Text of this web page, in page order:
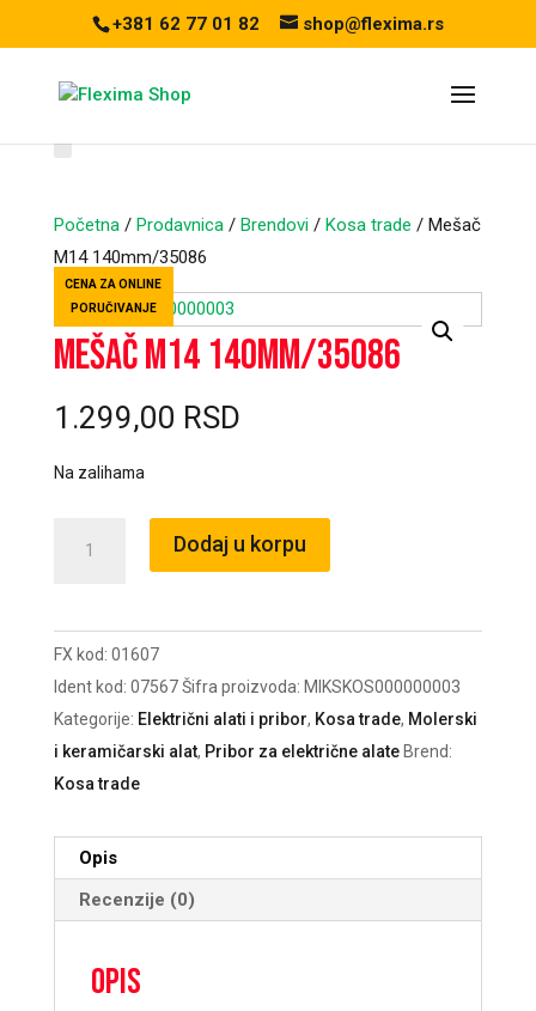
+381 62 77 01 82 shop@flexima.rs
Početna/ Prodavnica/ Brendovi/ Kosa trade / Mešač
M14 140mm/35086
CENA ZA ONLINE
PORUČIVANJE
Mešač M14 140mm/35086
1.299,00 RSD
Na zalihama
količina
Dodaj u korpu
FX kod: 01607
Ident kod: 07567 Šifra proizvoda: MIKSKOS000000003
Kategorije: Električni alati i pribor, Kosa trade, Molerski
i keramičarski alat, Pribor za električne alate Brend:
Kosa trade
Opis
Recenzije (0)
Opis